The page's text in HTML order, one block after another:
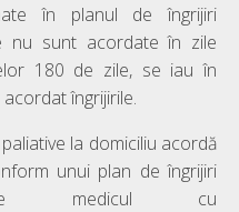
în planul de îngrijiri
nu sunt acordate în zile
180 de zile, se iau în
îngrijirile.
la domiciliu acordă
unui plan de îngrijiri
medicul cu